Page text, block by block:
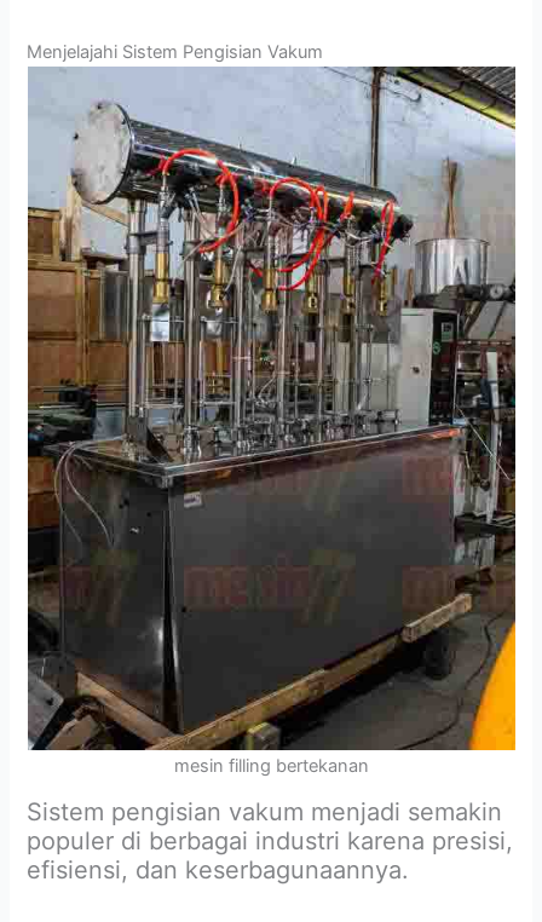
Menjelajahi Sistem Pengisian Vakum
mesin filling bertekanan
Sistem pengisian vakum menjadi semakin
populer di berbagai industri karena presisi,
efisiensi, dan keserbagunaannya.